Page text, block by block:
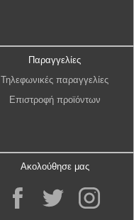
Παραγγελίες
Τηλεφωνικές παραγγελίες
Επιστροφή προϊόντων
Ακολούθησε μας